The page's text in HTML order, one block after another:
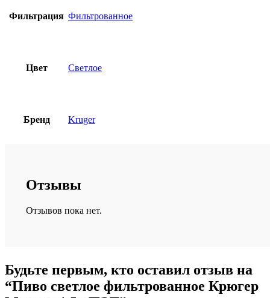
Фильтрация Фильтрованное
Цвет Светлое
Бренд Kruger
Отзывы
Отзывов пока нет.
Будьте первым, кто оставил отзыв на
“Пиво светлое фильтрованное Крюгер